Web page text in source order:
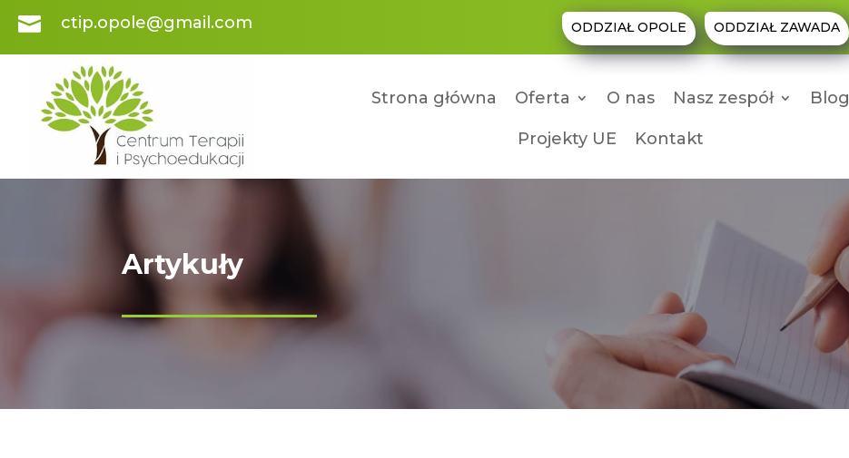
 ctip.opole@gmail.com ODDZIAŁ OPOLE ODDZIAŁ ZAWADA
Strona główna Oferta O nas Nasz zespół Blog
Projekty UE Kontakt
Artykuły